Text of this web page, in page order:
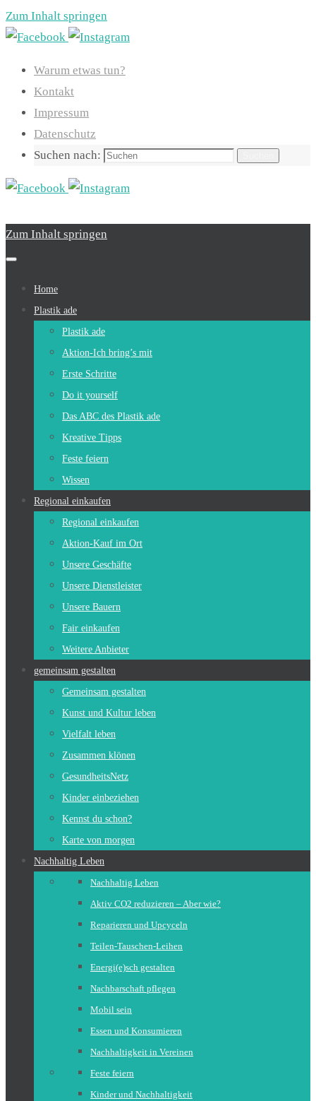
Zum Inhalt springen
Warum etwas tun?
Kontakt
Impressum
Datenschutz
Suchen nach:
Zum Inhalt springen
Home
Plastik ade
Plastik ade
Aktion-Ich bring’s mit
Erste Schritte
Do it yourself
Das ABC des Plastik ade
Kreative Tipps
Feste feiern
Wissen
Regional einkaufen
Regional einkaufen
Aktion-Kauf im Ort
Unsere Geschäfte
Unsere Dienstleister
Unsere Bauern
Fair einkaufen
Weitere Anbieter
gemeinsam gestalten
Gemeinsam gestalten
Kunst und Kultur leben
Vielfalt leben
Zusammen klönen
GesundheitsNetz
Kinder einbeziehen
Kennst du schon?
Karte von morgen
Nachhaltig Leben
Nachhaltig Leben
Aktiv CO2 reduzieren – Aber wie?
Reparieren und Upcyceln
Teilen-Tauschen-Leihen
Energi(e)sch gestalten
Nachbarschaft pflegen
Mobil sein
Essen und Konsumieren
Nachhaltigkeit in Vereinen
Feste feiern
Kinder und Nachhaltigkeit